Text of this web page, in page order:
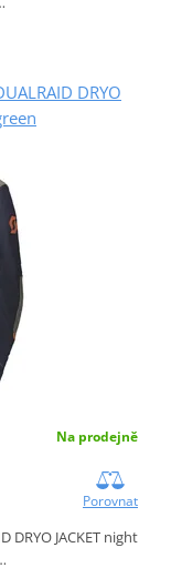
DRYO
Na prodejně
Porovnat
DRYO JACKET night